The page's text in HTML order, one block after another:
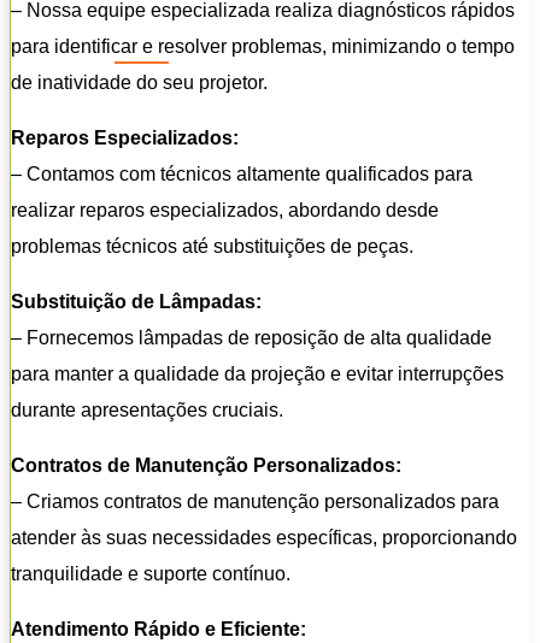
– Nossa equipe especializada realiza diagnósticos rápidos
para identificar e resolver problemas, minimizando o tempo
de inatividade do seu projetor.
Reparos Especializados:
– Contamos com técnicos altamente qualificados para
realizar reparos especializados, abordando desde
problemas técnicos até substituições de peças.
Substituição de Lâmpadas:
– Fornecemos lâmpadas de reposição de alta qualidade
para manter a qualidade da projeção e evitar interrupções
durante apresentações cruciais.
Contratos de Manutenção Personalizados:
– Criamos contratos de manutenção personalizados para
atender às suas necessidades específicas, proporcionando
tranquilidade e suporte contínuo.
Atendimento Rápido e Eficiente: